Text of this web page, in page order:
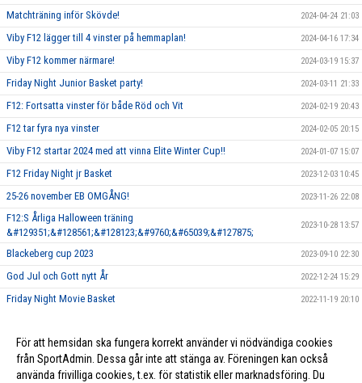
Matchträning inför Skövde! 2024-04-24 21:03
Viby F12 lägger till 4 vinster på hemmaplan! 2024-04-16 17:34
Viby F12 kommer närmare! 2024-03-19 15:37
Friday Night Junior Basket party! 2024-03-11 21:33
F12: Fortsatta vinster för både Röd och Vit 2024-02-19 20:43
F12 tar fyra nya vinster 2024-02-05 20:15
Viby F12 startar 2024 med att vinna Elite Winter Cup!! 2024-01-07 15:07
F12 Friday Night jr Basket 2023-12-03 10:45
25-26 november EB OMGÅNG! 2023-11-26 22:08
F12:S Årliga Halloween träning
&#129351;&#128561;&#128123;&#9760;&#65039;&#127875;
2023-10-28 13:57
Blackeberg cup 2023 2023-09-10 22:30
God Jul och Gott nytt År 2022-12-24 15:29
Friday Night Movie Basket 2022-11-19 20:10
Halloween Basket 2022-10-28 20:22
För att hemsidan ska fungera korrekt använder vi nödvändiga cookies
från SportAdmin. Dessa går inte att stänga av. Föreningen kan också
använda frivilliga cookies, t.ex. för statistik eller marknadsföring. Du